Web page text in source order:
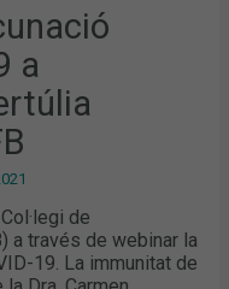
a
de
a través de webinar la
19. La immunitat de